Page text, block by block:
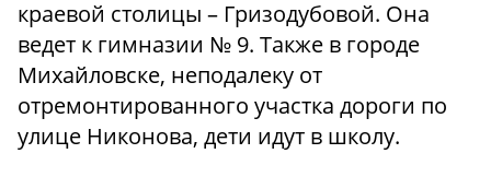
краевой столицы – Гризодубовой. Она
ведет к гимназии № 9. Также в городе
Михайловске, неподалеку от
отремонтированного участка дороги по
улице Никонова, дети идут в школу.